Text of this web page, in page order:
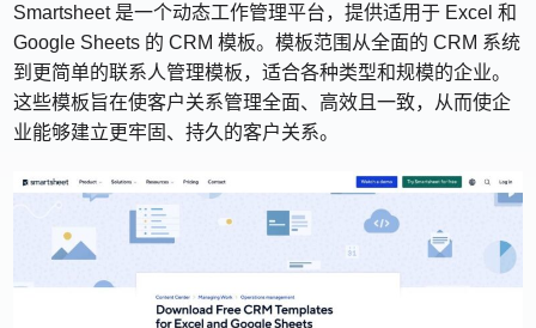
Smartsheet 是一个动态工作管理平台，提供适用于 Excel 和
Google Sheets 的 CRM 模板。模板范围从全面的 CRM 系统
到更简单的联系人管理模板，适合各种类型和规模的企业。
这些模板旨在使客户关系管理全面、高效且一致，从而使企
业能够建立更牢固、持久的客户关系。